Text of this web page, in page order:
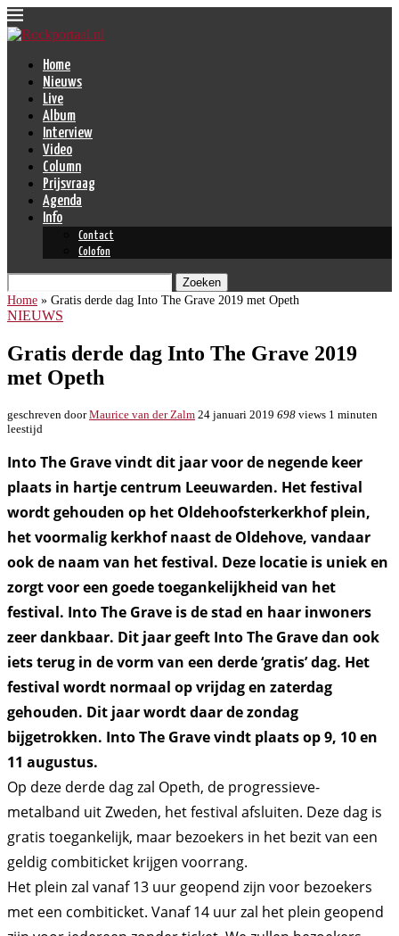
Home
Nieuws
Live
Album
Interview
Video
Column
Prijsvraag
Agenda
Info
Contact
Colofon
Zoeken
Home » Gratis derde dag Into The Grave 2019 met Opeth
NIEUWS
Gratis derde dag Into The Grave 2019
met Opeth
geschreven doorMaurice van der Zalm 24 januari 2019 698 views 1 minuten
leestijd
Into The Grave vindt dit jaar voor de negende keer
plaats in hartje centrum Leeuwarden. Het festival
wordt gehouden op het Oldehoofsterkerkhof plein,
het voormalig kerkhof naast de Oldehove, vandaar
ook de naam van het festival. Deze locatie is uniek en
zorgt voor een goede toegankelijkheid van het
festival. Into The Grave is de stad en haar inwoners
zeer dankbaar. Dit jaar geeft Into The Grave dan ook
iets terug in de vorm van een derde ‘gratis’ dag. Het
festival wordt normaal op vrijdag en zaterdag
gehouden. Dit jaar wordt daar de zondag
bijgetrokken. Into The Grave vindt plaats op 9, 10 en
11 augustus.
Op deze derde dag zal Opeth, de progressieve-
metalband uit Zweden, het festival afsluiten. Deze dag is
gratis toegankelijk, maar bezoekers in het bezit van een
geldig combiticket krijgen voorrang.
Het plein zal vanaf 13 uur geopend zijn voor bezoekers
met een combiticket. Vanaf 14 uur zal het plein geopend